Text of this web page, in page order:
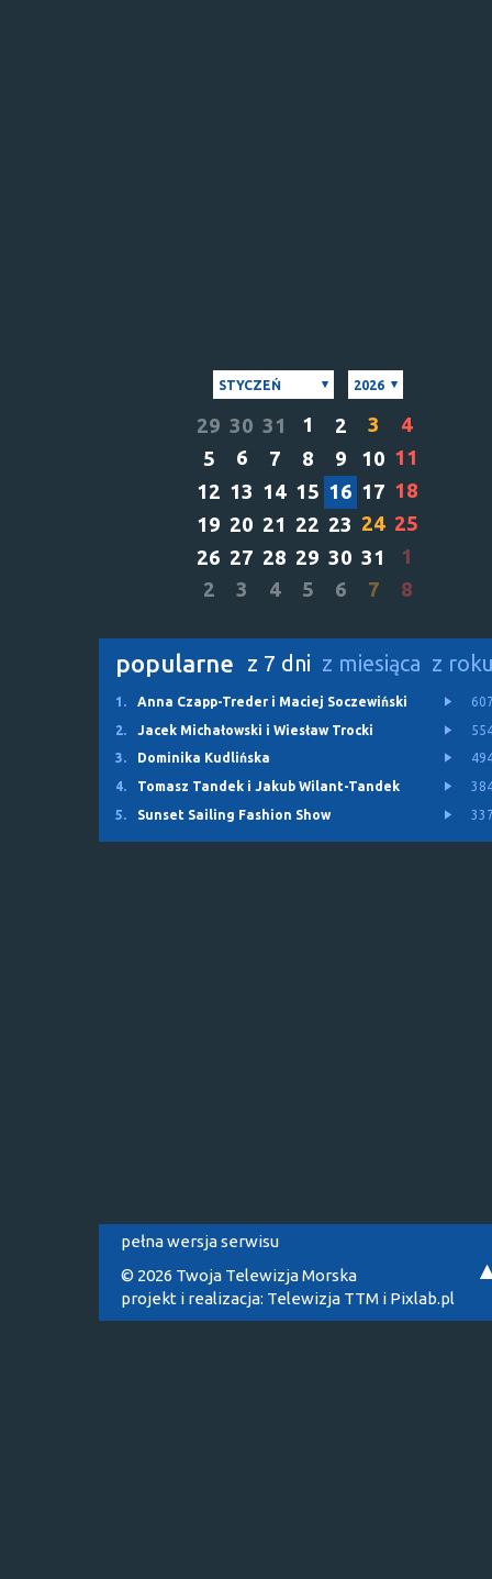
STYCZEŃ 2026
29 30 31 1 2 3
4
5
6 7 8 9 10 11
12 13 14 15 16 17 18
19 20 21 22 23 24 25
26 27 28 29 30 31
1
2
3 4 5 6 7 8
popularne z 7 dni z miesiąca z
1. Anna Czapp-Treder i Maciej Soczewiński
2.
Jacek Michałowski i Wiesław Trocki
3.
Dominika Kudlińska
4.
Tomasz Tandek i Jakub Wilant-Tandek
5.
Sunset Sailing Fashion Show
pełna wersja serwisu
© 2026 Twoja Telewizja Morska
projekt i realizacja: Telewizja TTM i Pixlab.pl